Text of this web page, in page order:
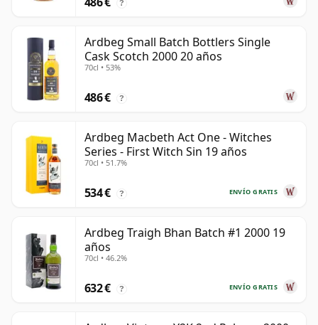
?
Ardbeg Small Batch Bottlers Single
Cask Scotch 2000 20 años
70cl • 53%
486 € ?
Ardbeg Macbeth Act One - Witches
Series - First Witch Sin 19 años
70cl • 51.7%
ENVÍO GRATIS
534 € ?
Ardbeg Traigh Bhan Batch #1 2000 19
años
70cl • 46.2%
ENVÍO GRATIS
632 € ?